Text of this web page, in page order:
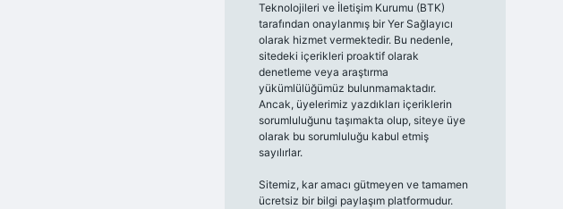
Teknolojileri ve İletişim Kurumu (BTK)
tarafından onaylanmış bir Yer Sağlayıcı
olarak hizmet vermektedir. Bu nedenle,
sitedeki içerikleri proaktif olarak
denetleme veya araştırma
yükümlülüğümüz bulunmamaktadır.
Ancak, üyelerimiz yazdıkları içeriklerin
sorumluluğunu taşımakta olup, siteye üye
olarak bu sorumluluğu kabul etmiş
sayılırlar.
Sitemiz, kar amacı gütmeyen ve tamamen
ücretsiz bir bilgi paylaşım platformudur.